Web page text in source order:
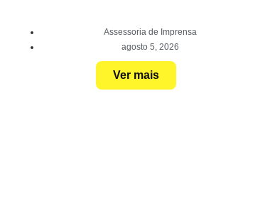
Assessoria de Imprensa
agosto 5, 2026
Ver mais